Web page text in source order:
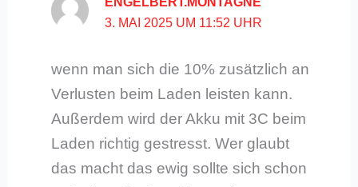
3. MAI 2025 UM 11:52 UHR
wenn man sich die 10% zusätzlich an
Verlusten beim Laden leisten kann.
Außerdem wird der Akku mit 3C beim
Laden richtig gestresst. Wer glaubt
das macht das ewig sollte sich schon